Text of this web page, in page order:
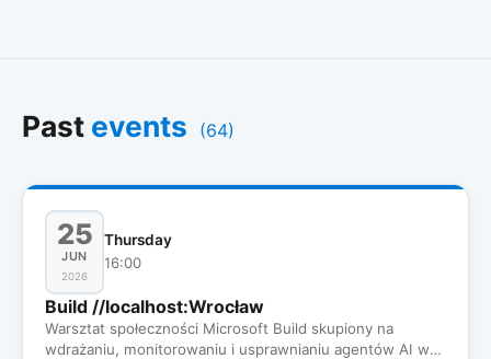
Past events (64)
25
JUN
2026
Thursday
16:00
Build //localhost:Wrocław
Warsztat społeczności Microsoft Build skupiony na
wdrażaniu, monitorowaniu i usprawnianiu agentów AI w